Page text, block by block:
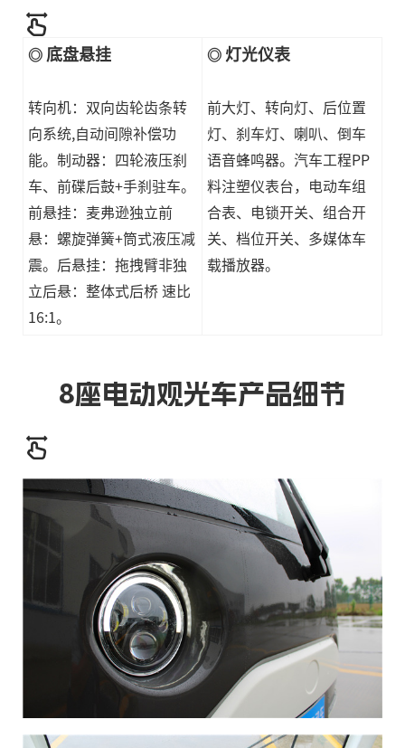
◎ 底盘悬挂
转向机：双向齿轮齿条转
向系统,自动间隙补偿功
能。制动器：四轮液压刹
车、前碟后鼓+手刹驻车。
前悬挂：麦弗逊独立前
悬：螺旋弹簧+筒式液压减
震。后悬挂：拖拽臂非独
立后悬：整体式后桥 速比
16:1。
◎ 灯光仪表
前大灯、转向灯、后位置
灯、刹车灯、喇叭、倒车
语音蜂鸣器。汽车工程PP
料注塑仪表台，电动车组
合表、电锁开关、组合开
关、档位开关、多媒体车
载播放器。
8座电动观光车产品细节